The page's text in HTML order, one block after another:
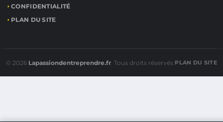
CONFIDENTIALITÉ
PLAN DU SITE
© 2026 Lapassiondentreprendre.fr. Tous droits réservés.PLAN DU SITE